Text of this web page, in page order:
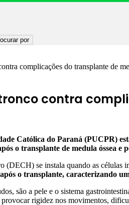
por
complicações do transplante de
contra
Católica do Paraná (PUCPR)
o transplante de medula óssea e
(DECH) se instala quando as células
o transplante, caracterizando
são a pele e o sistema
rigidez nos movimentos,